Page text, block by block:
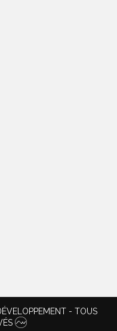
- TOUS